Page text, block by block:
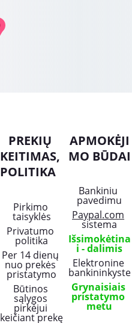
APMOKĖJI
MO BŪDAI
Bankiniu
pavedimu
Paypal.com
sistema
Išsimokėtina
i - dalimis
Elektronine
bankininkyste
Grynaisiais
pristatymo
metu
PREKIŲ
KEITIMAS,
POLITIKA
Pirkimo
taisyklės
Privatumo
politika
Per 14 dienų
nuo prekės
pristatymo
Būtinos
sąlygos
pirkėjui
keičiant prekę